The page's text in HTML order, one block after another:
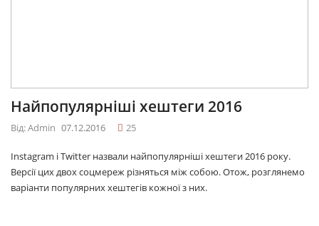
Найпопулярніші хештеги 2016
Від: Admin 07.12.2016 25
Instagram і Twitter назвали найпопулярніші хештеги 2016 року.
Версії цих двох соцмереж різняться між собою. Отож, розглянемо
варіанти популярних хештегів кожної з них.